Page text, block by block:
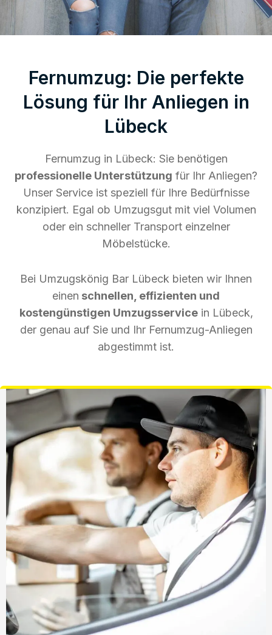
Fernumzug: Die perfekte
Lösung für Ihr Anliegen in
Lübeck
Fernumzug in Lübeck: Sie benötigen
professionelle Unterstützung für Ihr Anliegen?
Unser Service ist speziell für Ihre Bedürfnisse
konzipiert. Egal ob Umzugsgut mit viel Volumen
oder ein schneller Transport einzelner
Möbelstücke.
Bei Umzugskönig Bar Lübeck bieten wir Ihnen
einen schnellen, effizienten und
kostengünstigen Umzugsservicein Lübeck,
der genau auf Sie und Ihr Fernumzug-Anliegen
abgestimmt ist.